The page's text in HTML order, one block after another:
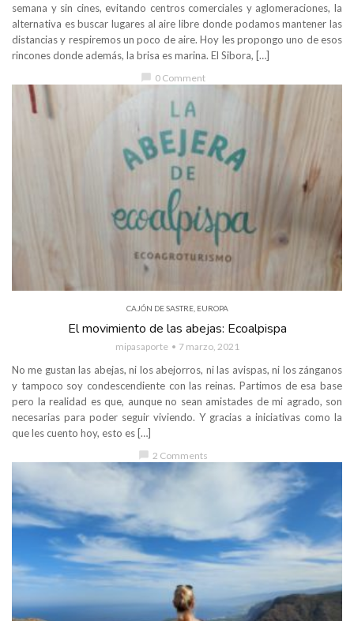
semana y sin cines, evitando centros comerciales y aglomeraciones, la
alternativa es buscar lugares al aire libre donde podamos mantener las
distancias y respiremos un poco de aire. Hoy les propongo uno de esos
rincones donde además, la brisa es marina. El Sibora, […]
0 Comment
CAJÓN DE SASTRE, EUROPA
El movimiento de las abejas: Ecoalpispa
mipasaporte 7 marzo, 2021
No me gustan las abejas, ni los abejorros, ni las avispas, ni los zánganos
y tampoco soy condescendiente con las reinas. Partimos de esa base
pero la realidad es que, aunque no sean amistades de mi agrado, son
necesarias para poder seguir viviendo. Y gracias a iniciativas como la
que les cuento hoy, esto es […]
chat_bubble 2 Comments